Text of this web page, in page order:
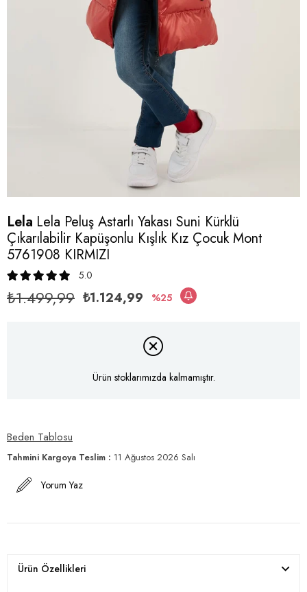
Lela Lela Peluş Astarlı Yakası Suni Kürklü
Çıkarılabilir Kapüşonlu Kışlık Kız Çocuk Mont
5761908 KIRMIZI
5.0
₺1.499,99 ₺1.124,99 25
Ürün stoklarımızda kalmamıştır.
Beden Tablosu
Tahmini Kargoya Teslim : 11 Ağustos 2026 Salı
Yorum Yaz
Ürün Özellikleri